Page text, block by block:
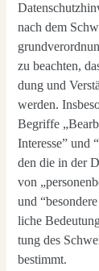
nach dem
zu beach­ten,
dung und
wer­den.
Begrif­fe
Inter­es­se” und
den die in der
von
und
li­che
tung des
bestimmt.